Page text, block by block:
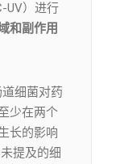
UV）进行
和副作用
细菌对药
少在两个
长的影响
提及的细